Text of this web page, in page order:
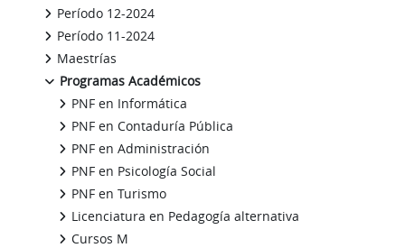
Período 12-2024
Período 11-2024
Maestrías
Programas Académicos
PNF en Informática
PNF en Contaduría Pública
PNF en Administración
PNF en Psicología Social
PNF en Turismo
Licenciatura en Pedagogía alternativa
Cursos M